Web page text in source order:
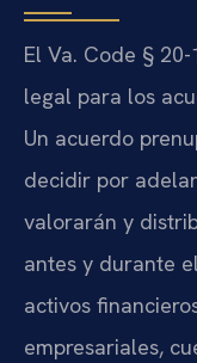
El Va. Code §
legal para los
Un acuerdo
decidir por
valorarán y
antes y durante
activos
empresariales,